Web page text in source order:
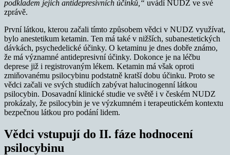
podkladem jejich antidepresivních účinků,“ uvádí NUDZ ve své
zprávě.
První látkou, kterou začali tímto způsobem vědci v NUDZ využívat,
bylo anestetikum ketamin. Ten má také v nižších, subanestetických
dávkách, psychedelické účinky. O ketaminu je dnes dobře známo,
že má významné antidepresivní účinky. Dokonce je na léčbu
deprese již i registrovaným lékem. Ketamin má však oproti
zmiňovanému psilocybinu podstatně kratší dobu účinku. Proto se
vědci začali ve svých studiích zabývat halucinogenní látkou
psilocybin. Dosavadní klinické studie ve světě i v českém NUDZ
prokázaly, že psilocybin je ve výzkumném i terapeutickém kontextu
bezpečnou látkou pro podání lidem.
Vědci vstupují do II. fáze hodnocení
psilocybinu